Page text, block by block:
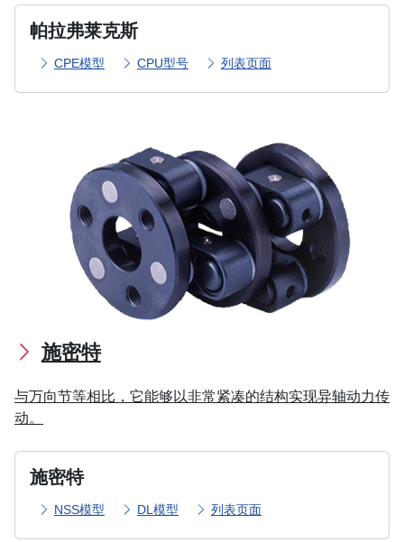
帕拉弗莱克斯
CPE模型 CPU型号 列表页面
施密特
与万向节等相比，它能够以非常紧凑的结构实现异轴动力传
动。
施密特
NSS模型 DL模型 列表页面